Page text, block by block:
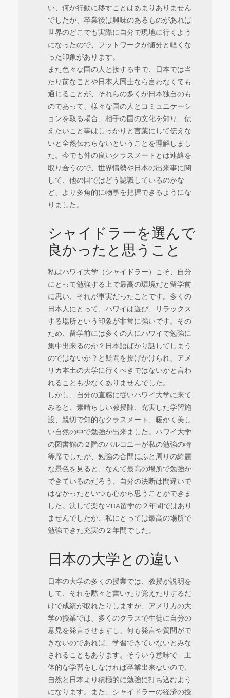
い、何か行動に移すことはあまりありません
でしたが、卒業後は興味のあるものがあれば
世界のどこでも実際に自分で現地に行くよう
になったので、フットワークが随分と軽くな
った印象があります。
また色々な国の人と接する中で、日本では当
たり前なことや日本人同士なら言わなくても
通じることが、それらの多くが日本独自のも
のであって、様々な国の人とコミュニケーシ
ョンを取る場合、相手の国の文化を知り、伝
えたいこと事はしっかりと言葉にして伝えな
いと全然伝わらないということを理解しまし
た。今でも仲の良いクラスメートとは連絡を
取り合うので、世界情勢や日本の出来事に関
して、他の国ではどう認識しているのかな
ど、より多角的に物事を把握できるようにな
りました。
シャイドラーを選んで
良かったと思うこと
私はハワイ大学（シャイドラー）こそ、自分
にとって勉強する上で最高の環境だと留学前
に思い、それが事実だったことです。多くの
日本人にとって、ハワイは遊び、リラックス
する場所という印象が非常に強いです。その
ため、留学前には多くの人にハワイで勉強に
集中出来るのか？日本語ばかり話してしまう
のではないか？と疑問を投げかけられ、アメ
リカ本土の大学に行くべきではないかと言わ
れることも少なくありませんでした。
しかし、自分の直感に従いハワイ大学に来て
みると、素晴らしい教授陣、充実した学習施
設、親切で知的なクラスメート、暖かく美し
い自然の中で勉強が出来ました。ハワイ大学
の図書館の２階のバルコニーが私の勉強の特
等席でしたが、勉強の合間にふと周りの綺麗
な景色を見ると、なんて最高の場所で勉強が
できているのだろう、自分の決断は間違いで
はなかったといつも心から思うことができま
した。決して楽なMBA留学の２年間ではあり
ませんでしたが、私にとっては最高の場所で
勉強できた充実の２年間でした。
日本の大学との違い
日本の大学の多くの授業では、教授が説明を
して、それを黙々と書いたり覚えたりするだ
けで成績が取れたりしますが、アメリカの大
学の授業では、多くのクラスで生徒に自分の
意見を発言させますし、何も発言や質問がで
きないのであれば、学習できていないとみな
されることもあります。そういう意味で、主
体的な学習をしなければ卒業出来ないので、
自然と日本より積極的に勉強に打ち込むよう
になります。また、シャイドラーの経済の授